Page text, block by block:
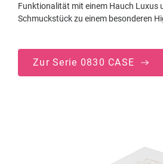
Funktionalität mit einem Hauch Luxus
Schmuckstück zu einem besonderen
Zur Serie 0830 CASE